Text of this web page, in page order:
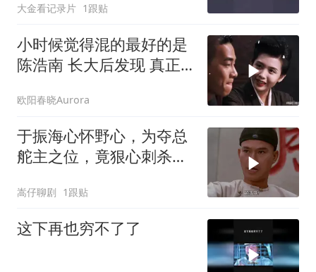
大金看记录片 1跟贴
小时候觉得混的最好的是
陈浩南 长大后发现 真正
欧阳春晓Aurora
于振海心怀野心，为夺总
舵主之位，竟狠心刺杀陈
嵩仔聊剧 1跟贴
这下再也穷不了了